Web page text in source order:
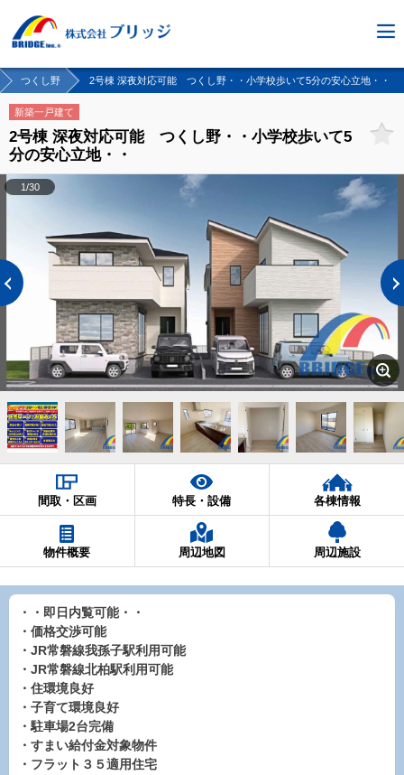
つくし野 2号棟 深夜対応可能 つくし野・・小学校歩いて5分の安心立地・・
新築一戸建て
2号棟 深夜対応可能 つくし野・・小学校歩いて5
分の安心立地・・
1/30
間取・区画 特長・設備 各棟情報
物件概要 周辺地図 周辺施設
・・即日内覧可能・・
・価格交渉可能
・JR常磐線我孫子駅利用可能
・JR常磐線北柏駅利用可能
・住環境良好
・子育て環境良好
・駐車場2台完備
・すまい給付金対象物件
・フラット３５適用住宅